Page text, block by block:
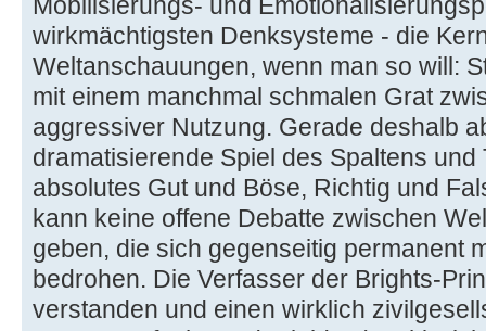
wirkmächtigsten Denksysteme - die
Weltanschauungen, wenn man so will:
mit einem manchmal schmalen Grat
aggressiver Nutzung. Gerade deshalb
dramatisierende Spiel des Spaltens und
absolutes Gut und Böse, Richtig und
kann keine offene Debatte zwischen
geben, die sich gegenseitig permanent
bedrohen. Die Verfasser der Brights-
verstanden und einen wirklich